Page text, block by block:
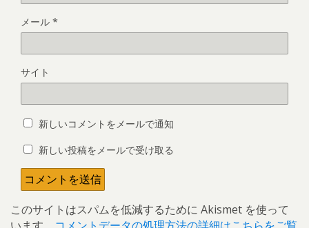
メール *
サイト
新しいコメントをメールで通知
新しい投稿をメールで受け取る
このサイトはスパムを低減するために Akismet を使って